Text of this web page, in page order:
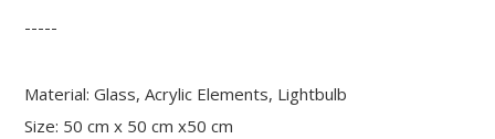
-----
Material: Glass, Acrylic Elements, Lightbulb
Size: 50 cm x 50 cm x50 cm